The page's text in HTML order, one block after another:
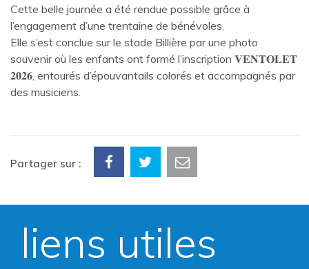
Cette belle journée a été rendue possible grâce à
l’engagement d’une trentaine de bénévoles.
Elle s’est conclue sur le stade Billière par une photo
souvenir où les enfants ont formé l’inscription 𝐕𝐄𝐍𝐓𝐎𝐋𝐄𝐓
𝟐𝟎𝟐𝟔, entourés d’épouvantails colorés et accompagnés par
des musiciens.
Partager sur :
liens utiles